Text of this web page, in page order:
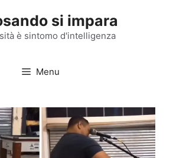
si impara
è sintomo d'intelligenza
Menu